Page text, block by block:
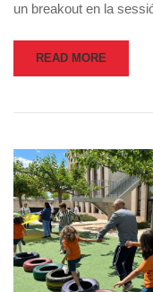
un breakout en la
READ MORE